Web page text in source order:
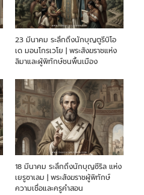
23 มีนาคม ระลึกถึงนักบุญตูรีบิโอ
เด มอนโกรเวโย | พระสังฆราชแห่ง
ลิมาและผู้พิทักษ์ชนพื้นเมือง
18 มีนาคม ระลึกถึงนักบุญซีริล แห่ง
เยรูซาเลม | พระสังฆราชผู้พิทักษ์
ความเชื่อและครูคำสอน